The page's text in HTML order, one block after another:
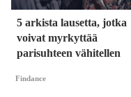
5 arkista lausetta, jotka
voivat myrkyttää
parisuhteen vähitellen
Findance